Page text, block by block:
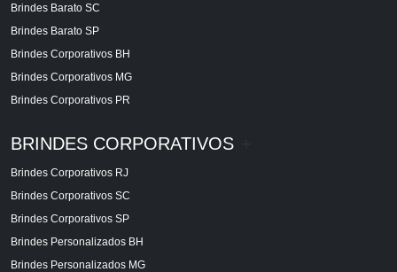
Brindes Barato SC
Brindes Barato SP
Brindes Corporativos BH
Brindes Corporativos MG
Brindes Corporativos PR
BRINDES CORPORATIVOS
Brindes Corporativos RJ
Brindes Corporativos SC
Brindes Corporativos SP
Brindes Personalizados BH
Brindes Personalizados MG